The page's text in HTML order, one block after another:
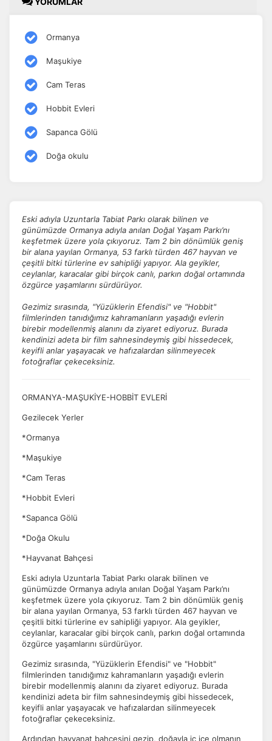
Ormanya
Maşukiye
Cam Teras
Hobbit Evleri
Sapanca Gölü
Doğa okulu
Eski adıyla Uzuntarla Tabiat Parkı olarak bilinen ve
günümüzde Ormanya adıyla anılan Doğal Yaşam Parkı’nı
keşfetmek üzere yola çıkıyoruz. Tam 2 bin dönümlük geniş
bir alana yayılan Ormanya, 53 farklı türden 467 hayvan ve
çeşitli bitki türlerine ev sahipliği yapıyor. Ala geyikler,
ceylanlar, karacalar gibi birçok canlı, parkın doğal ortamında
özgürce yaşamlarını sürdürüyor.
Gezimiz sırasında, "Yüzüklerin Efendisi" ve "Hobbit"
filmlerinden tanıdığımız kahramanların yaşadığı evlerin
birebir modellenmiş alanını da ziyaret ediyoruz. Burada
kendinizi adeta bir film sahnesindeymiş gibi hissedecek,
keyifli anlar yaşayacak ve hafızalardan silinmeyecek
fotoğraflar çekeceksiniz.
ORMANYA-MAŞUKİYE-HOBBİT EVLERİ
Gezilecek Yerler
*Ormanya
*Maşukiye
*Cam Teras
*Hobbit Evleri
*Sapanca Gölü
*Doğa Okulu
*Hayvanat Bahçesi
Eski adıyla Uzuntarla Tabiat Parkı olarak bilinen ve
günümüzde Ormanya adıyla anılan Doğal Yaşam Parkı’nı
keşfetmek üzere yola çıkıyoruz. Tam 2 bin dönümlük geniş
bir alana yayılan Ormanya, 53 farklı türden 467 hayvan ve
çeşitli bitki türlerine ev sahipliği yapıyor. Ala geyikler,
ceylanlar, karacalar gibi birçok canlı, parkın doğal ortamında
özgürce yaşamlarını sürdürüyor.
Gezimiz sırasında, "Yüzüklerin Efendisi" ve "Hobbit"
filmlerinden tanıdığımız kahramanların yaşadığı evlerin
birebir modellenmiş alanını da ziyaret ediyoruz. Burada
kendinizi adeta bir film sahnesindeymiş gibi hissedecek,
keyifli anlar yaşayacak ve hafızalardan silinmeyecek
fotoğraflar çekeceksiniz.
Ardından hayvanat bahçesini gezip, doğayla iç içe olmanın